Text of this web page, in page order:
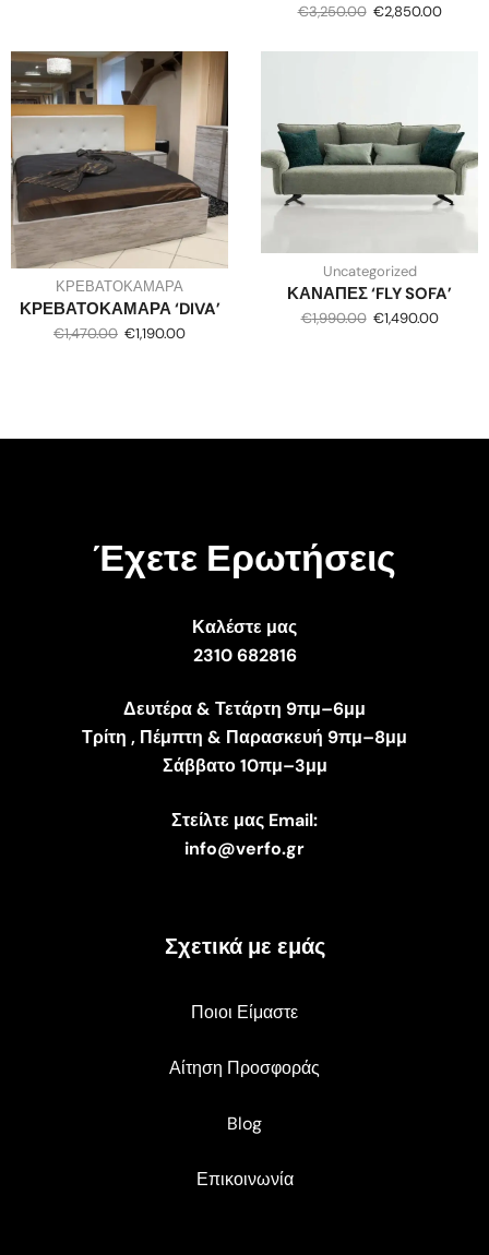
€3,250.00 €2,850.00
ΚΡΕΒΑΤΟΚΑΜΑΡΑ
ΚΡΕΒΑΤΟΚΑΜΑΡΑ ‘DIVA’
€1,470.00 €1,190.00
Uncategorized
ΚΑΝΑΠΕΣ ‘FLY SOFA’
€1,990.00 €1,490.00
Έχετε Ερωτήσεις
Καλέστε μας
2310 682816
Δευτέρα & Τετάρτη 9πμ–6μμ
Τρίτη , Πέμπτη & Παρασκευή 9πμ–8μμ
Σάββατο 10πμ–3μμ
Στείλτε μας Email:
info@verfo.gr
Σχετικά με εμάς
Ποιοι Είμαστε
Αίτηση Προσφοράς
Blog
Επικοινωνία